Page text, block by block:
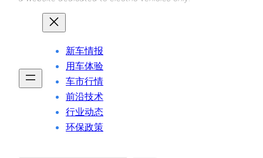
新车情报
用车体验
车市行情
前沿技术
行业动态
环保政策